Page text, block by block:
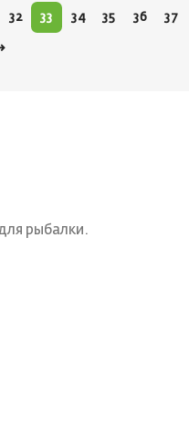
32 33 34 35 36 37
рыбалки.